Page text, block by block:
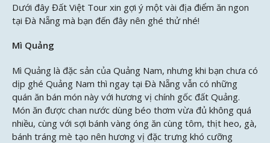
Dưới đây Đất Việt Tour xin gợi ý một vài địa điểm ăn ngon
tại Đà Nẵng mà bạn đến đây nên ghé thử nhé!
Mì Quảng
Mì Quảng là đặc sản của Quảng Nam, nhưng khi bạn chưa có
dịp ghé Quảng Nam thì ngay tại Đà Nẵng vẫn có những
quán ăn bán món này với hương vị chính gốc đất Quảng.
Món ăn được chan nước dùng béo thơm vừa đủ không quá
nhiều, cùng với sợi bánh vàng óng ăn cùng tôm, thịt heo, gà,
bánh tráng mè tạo nên hương vị đặc trưng khó cưỡng